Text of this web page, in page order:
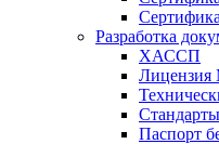
Разработка
ХАССП
Лицензия
Паспорт